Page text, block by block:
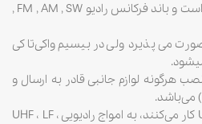
فرکانس بیسیم واکی تاکی UHF است و باند فرکانس رادیو FM , AM , SW ,
می پذیرد ولی در بیسیم واکی‌تاکی
هرگونه لوازم جانبی قادر به ارسال و
) می‌باشد.
بی سیم ها با دو باند VHF و UHF کار می‌کنند، به امواج رادیویی UHF ، LF ،